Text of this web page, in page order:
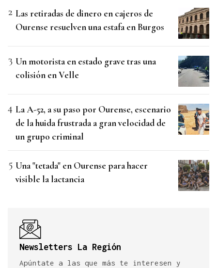
Las retiradas de dinero en cajeros de
Ourense resuelven una estafa en Burgos
Un motorista en estado grave tras una
colisión en Velle
La A-52, a su paso por Ourense, escenario
de la huida frustrada a gran velocidad de
un grupo criminal
Una "tetada" en Ourense para hacer
visible la lactancia
Newsletters La Región
Apúntate a las que más te interesen y